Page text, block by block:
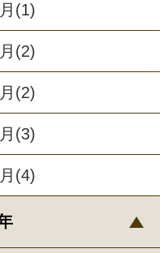
(1)
(2)
(2)
(3)
(4)